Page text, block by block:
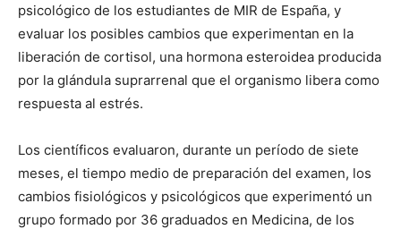
psicológico de los estudiantes de MIR de España, y
evaluar los posibles cambios que experimentan en la
liberación de cortisol, una hormona esteroidea producida
por la glándula suprarrenal que el organismo libera como
respuesta al estrés.
Los científicos evaluaron, durante un período de siete
meses, el tiempo medio de preparación del examen, los
cambios fisiológicos y psicológicos que experimentó un
grupo formado por 36 graduados en Medicina, de los